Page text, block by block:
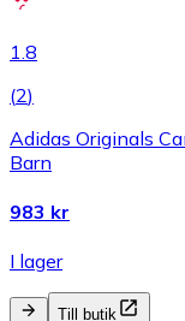
1.8
(2)
Adidas Originals
Barn
983 kr
I lager
Till butik